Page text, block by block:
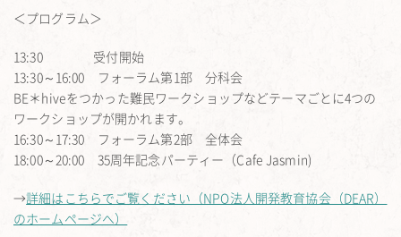
＜プログラム＞
13:30 受付開始
13:30～16:00 フォーラム第1部 分科会
BE＊hiveをつかった難民ワークショップなどテーマごとに4つの
ワークショップが開かれます。
16:30～17:30 フォーラム第2部 全体会
18:00～20:00 35周年記念パーティー（Cafe Jasmin)
→詳細はこちらでご覧ください（NPO法人開発教育協会（DEAR）
のホームページへ）